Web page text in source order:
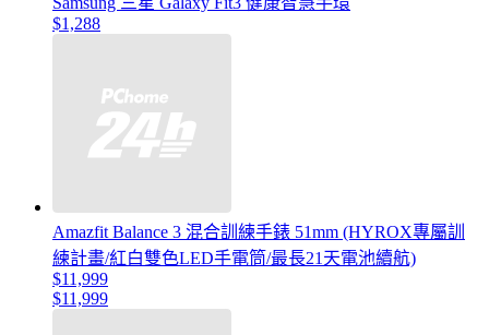
$1,288
Amazfit Balance 3 混合訓練手錶 51mm (HYROX專屬訓
練計畫/紅白雙色LED手電筒/最長21天電池續航)
$11,999
$11,999